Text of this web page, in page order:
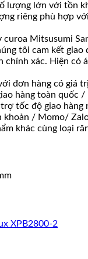
lượng lớn với tồn
riêng phù hợp
curoa Mitsusumi
tôi cam kết
xác. Hiện có
đơn hàng có giá
hàng toàn quốc
tốc độ giao
khoản / Momo/
khác cùng loại